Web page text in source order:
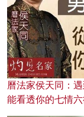
曆法家侯天同：
能看透你的七情六